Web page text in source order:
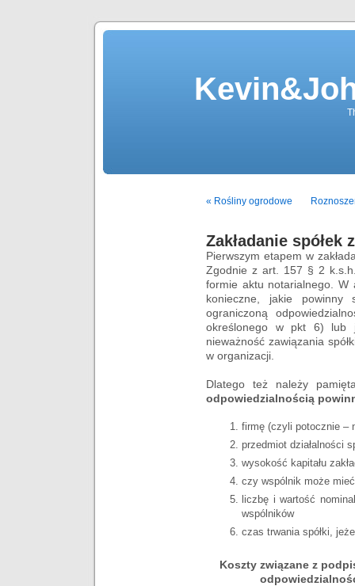
« Rośliny ogrodowe
Zakładanie spółek
Pierwszym etapem w
Zgodnie z art. 157 § 2
formie aktu notarialnego. W
konieczne, jakie
ograniczoną
określonego w pkt 6) lub
nieważność zawiązania
w organizacji.
Dlatego też należy
odpowiedzialnością
firmę (czyli potocznie –
przedmiot działalności
wysokość kapitału
czy wspólnik może
liczbę i wartość
wspólników
czas trwania spółki,
Koszty związane z